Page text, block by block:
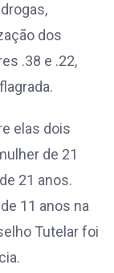
dos
.38 e .22,
elas dois
de 21
21 anos.
11 anos na
Tutelar foi